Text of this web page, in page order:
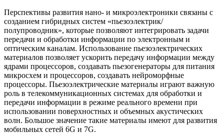
Перспективы развития нано- и микроэлектроники связаны с
созданием гибридных систем «пьезоэлектрик/
полупроводник», которые позволяют интегрировать задачи
передачи и обработки информации по электронным и
оптическим каналам. Использование пьезоэлектрических
материалов позволяет ускорить передачу информации между
ядрами процессоров, создавать пьезогенераторы для питания
микросхем и процессоров, создавать нейроморфные
процессоры. Пьезоэлектрические материалы играют важную
роль в телекоммуникационных системах для обработки и
передачи информации в режиме реального времени при
использовании поверхностных и объемных акустических
волн. Большое значение такие материалы имеют для развития
мобильных сетей 6G и 7G.